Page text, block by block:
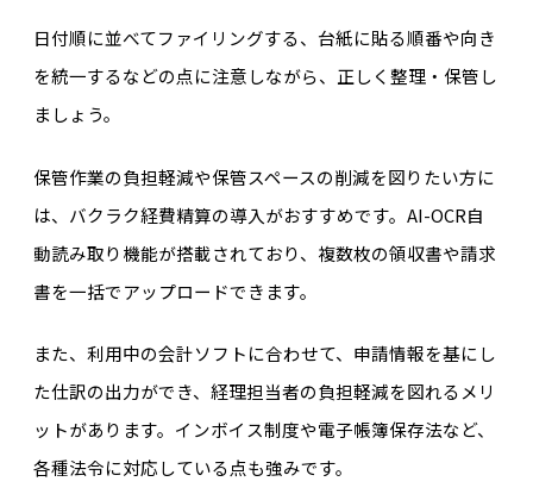
日付順に並べてファイリングする、台紙に貼る順番や向き
を統一するなどの点に注意しながら、正しく整理・保管し
ましょう。
保管作業の負担軽減や保管スペースの削減を図りたい方に
は、バクラク経費精算の導入がおすすめです。AI-OCR自
動読み取り機能が搭載されており、複数枚の領収書や請求
書を一括でアップロードできます。
また、利用中の会計ソフトに合わせて、申請情報を基にし
た仕訳の出力ができ、経理担当者の負担軽減を図れるメリ
ットがあります。インボイス制度や電子帳簿保存法など、
各種法令に対応している点も強みです。